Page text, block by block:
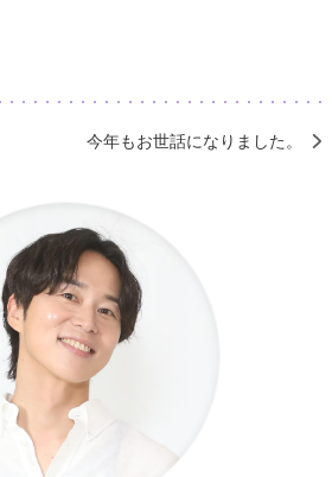
今年もお世話になりました。